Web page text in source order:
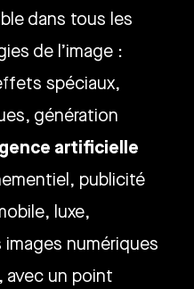
dans tous les
de l’image :
spéciaux,
génération
artificielle
publicité
luxe,
numériques
un point